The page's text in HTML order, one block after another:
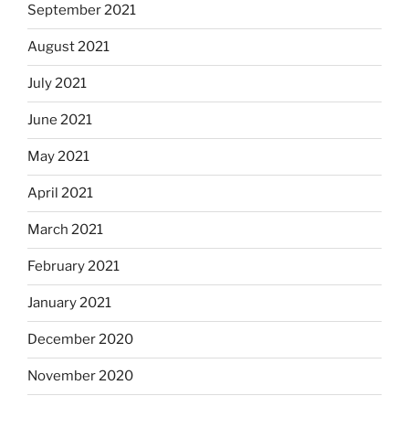
September 2021
August 2021
July 2021
June 2021
May 2021
April 2021
March 2021
February 2021
January 2021
December 2020
November 2020